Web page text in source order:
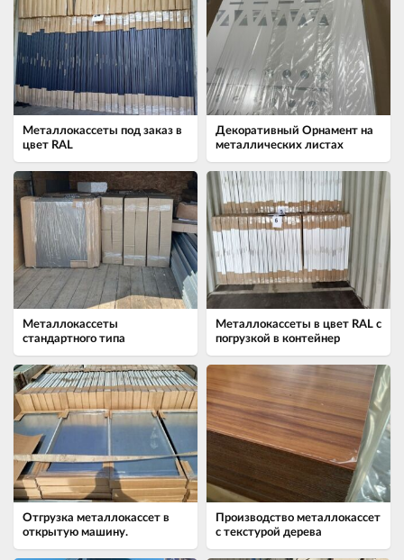
Металлокассеты под заказ в
цвет RAL
Декоративный Орнамент на
металлических листах
Металлокассеты
стандартного типа
Металлокассеты в цвет RAL с
погрузкой в контейнер
Отгрузка металлокассет в
открытую машину.
Производство металлокассет
с текстурой дерева